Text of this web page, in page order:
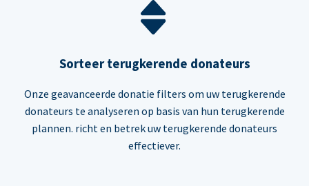
Sorteer terugkerende donateurs
Onze geavanceerde donatie filters om uw terugkerende
donateurs te analyseren op basis van hun terugkerende
plannen. richt en betrek uw terugkerende donateurs
effectiever.